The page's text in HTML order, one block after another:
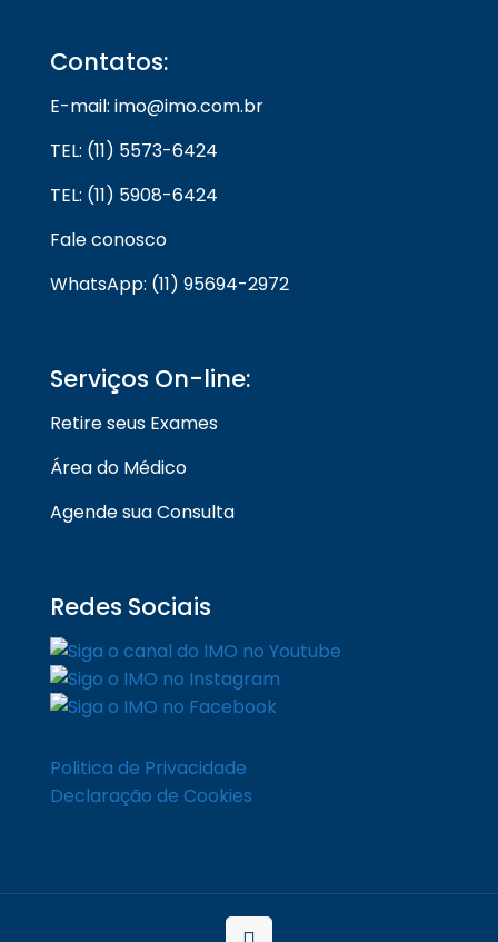
Contatos:
E-mail: imo@imo.com.br
TEL: (11) 5573-6424
TEL: (11) 5908-6424
Fale conosco
WhatsApp: (11) 95694-2972
Serviços On-line:
Retire seus Exames
Área do Médico
Agende sua Consulta
Redes Sociais
Politica de Privacidade
Declaração de Cookies